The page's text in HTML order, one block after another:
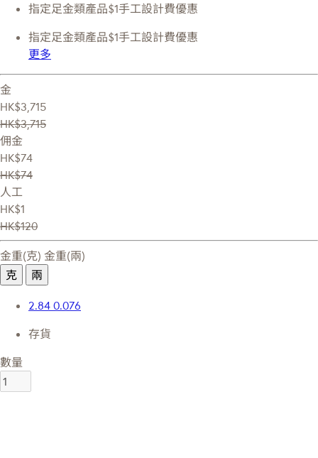
指定足金類產品$1手工設計費優惠
指定足金類產品$1手工設計費優惠
更多
金
HK$3,715
HK$3,715
佣金
HK$74
HK$74
人工
HK$1
HK$120
金重(克) 金重(兩)
克
兩
2.84 0.076
存貨
數量